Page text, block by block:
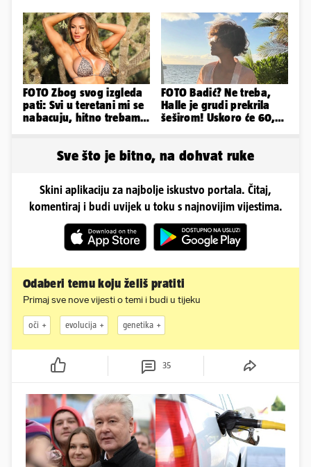
FOTO Zbog svog izgleda
pati: Svi u teretani mi se
nabacuju, hitno trebam
FOTO Badić? Ne treba,
Halle je grudi prekrila
šeširom! Uskoro će 60,
Sve što je bitno, na dohvat ruke
Skini aplikaciju za najbolje iskustvo portala. Čitaj,
komentiraj i budi uvijek u toku s najnovijim vijestima.
Odaberi temu koju želiš pratiti
Primaj sve nove vijesti o temi i budi u tijeku
oči evolucija genetika
35